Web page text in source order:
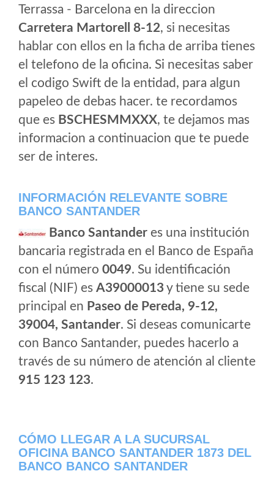
Terrassa - Barcelona en la direccion
Carretera Martorell 8-12, si necesitas
hablar con ellos en la ficha de arriba tienes
el telefono de la oficina. Si necesitas saber
el codigo Swift de la entidad, para algun
papeleo de debas hacer. te recordamos
que es BSCHESMMXXX, te dejamos mas
informacion a continuacion que te puede
ser de interes.
INFORMACIÓN RELEVANTE SOBRE
BANCO SANTANDER
Banco Santander es una institución
bancaria registrada en el Banco de España
con el número 0049. Su identificación
fiscal (NIF) es A39000013y tiene su sede
principal en Paseo de Pereda, 9-12,
39004, Santander. Si deseas comunicarte
con Banco Santander, puedes hacerlo a
través de su número de atención al cliente
915 123 123.
CÓMO LLEGAR A LA SUCURSAL
OFICINA BANCO SANTANDER 1873 DEL
BANCO BANCO SANTANDER